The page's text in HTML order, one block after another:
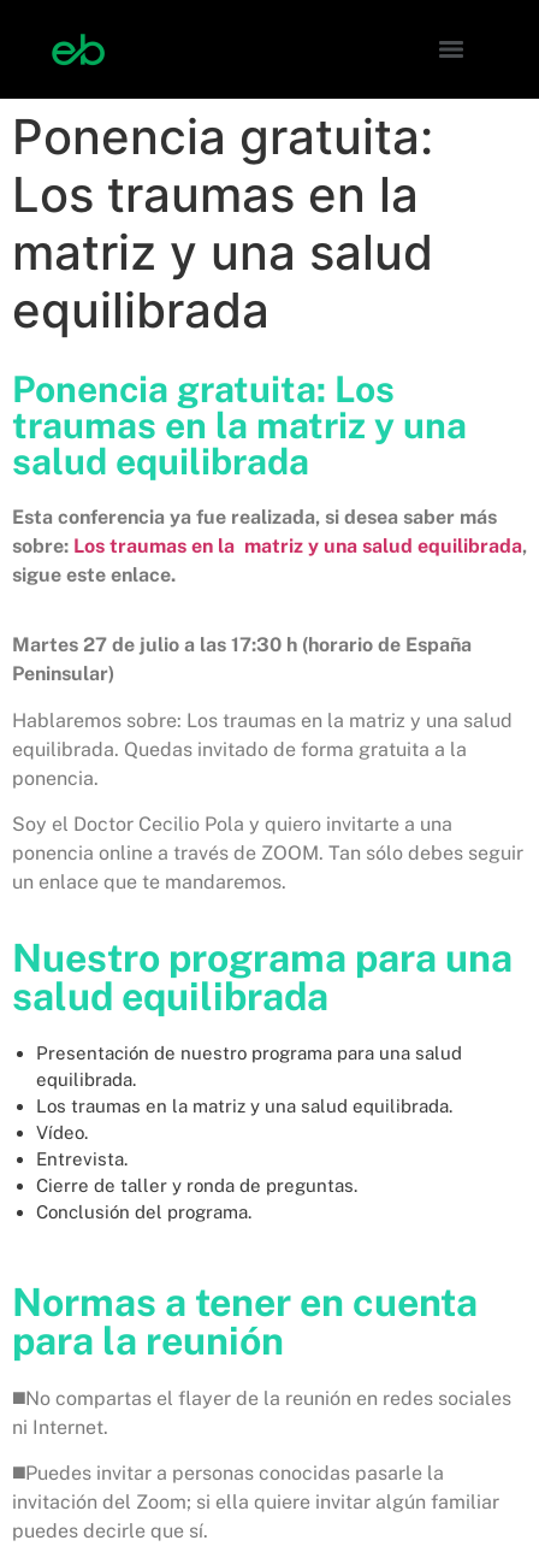
Ponencia gratuita:
Los traumas en la
matriz y una salud
equilibrada
Ponencia gratuita: Los
traumas en la matriz y una
salud equilibrada
Esta conferencia ya fue realizada, si desea saber más
sobre: Los traumas en la matriz y una salud equilibrada,
sigue este enlace.
Martes 27 de julio a las 17:30 h (horario de España
Peninsular)
Hablaremos sobre: Los traumas en la matriz y una salud
equilibrada. Quedas invitado de forma gratuita a la
ponencia.
Soy el Doctor Cecilio Pola y quiero invitarte a una
ponencia online a través de ZOOM. Tan sólo debes seguir
un enlace que te mandaremos.
Nuestro programa para una
salud equilibrada
Presentación de nuestro programa para una salud
equilibrada.
Los traumas en la matriz y una salud equilibrada.
Vídeo.
Entrevista.
Cierre de taller y ronda de preguntas.
Conclusión del programa.
Normas a tener en cuenta
para la reunión
◼️No compartas el flayer de la reunión en redes sociales
ni Internet.
◼️Puedes invitar a personas conocidas pasarle la
invitación del Zoom; si ella quiere invitar algún familiar
puedes decirle que sí.